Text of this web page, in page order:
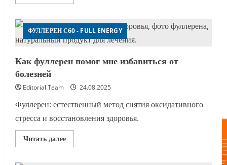
о
водном
фуллерене
и
ФУЛЛЕРЕН С60 - FULL ENERGY
Как фуллерен помог мне избавиться от
болезней
Editorial Team 24.08.2025
Фуллерен: естественный метод снятия оксидативного
стресса и восстановления здоровья.
Читать далееПрочитать
больше